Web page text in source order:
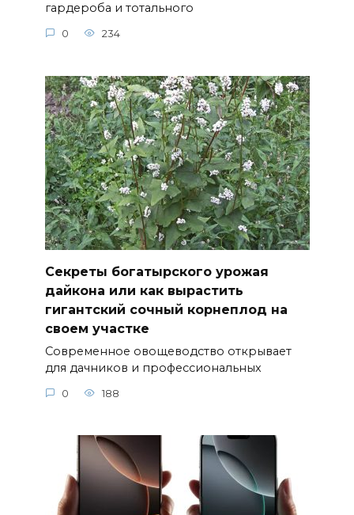
гардероба и тотального
0 234
Секреты богатырского урожая
дайкона или как вырастить
гигантский сочный корнеплод на
своем участке
Современное овощеводство открывает
для дачников и профессиональных
0 188